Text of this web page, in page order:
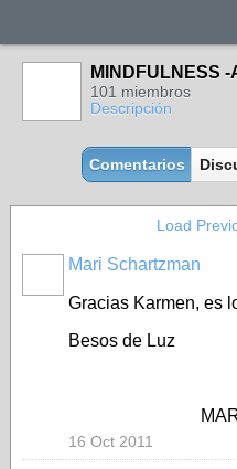
MINDFULNESS
101 miembros
Descripción
Comentarios
Load
Mari Schartzman
Gracias Karmen, es
Besos de Luz
16 Oct 2011